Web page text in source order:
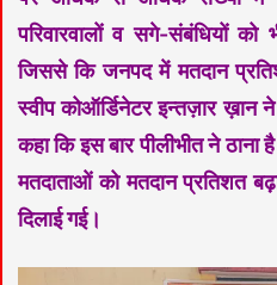
परिवारवालों व सगे-संबंधियों
जिससे कि जनपद में मतदान
स्वीप कोऑर्डिनेटर इन्तज़ार ख़ान
कहा कि इस बार पीलीभीत ने
मतदाताओं को मतदान प्रतिशत
दिलाई गई।